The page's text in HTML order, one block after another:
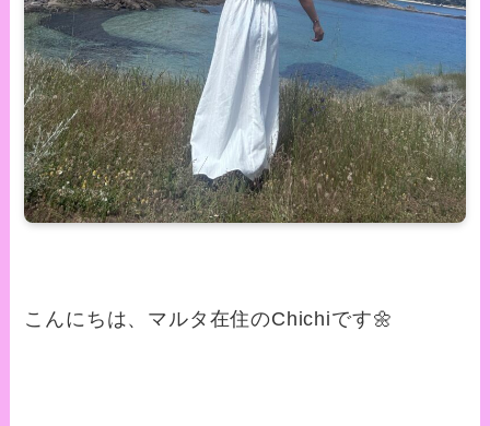
こんにちは、マルタ在住のChichiです🌼